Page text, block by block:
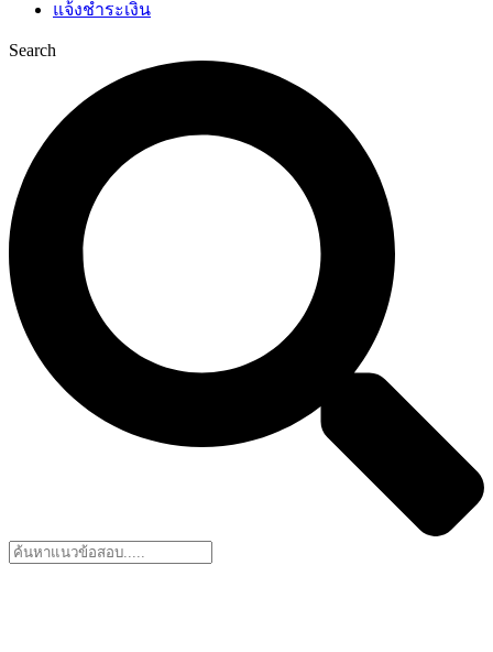
แจ้งชำระเงิน
Search